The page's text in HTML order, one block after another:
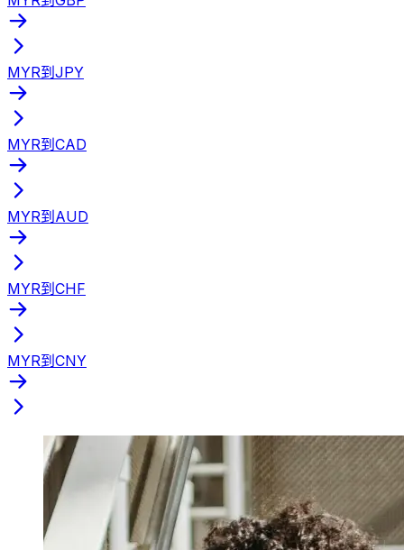
MYR到JPY
MYR到CAD
MYR到AUD
MYR到CHF
MYR到CNY